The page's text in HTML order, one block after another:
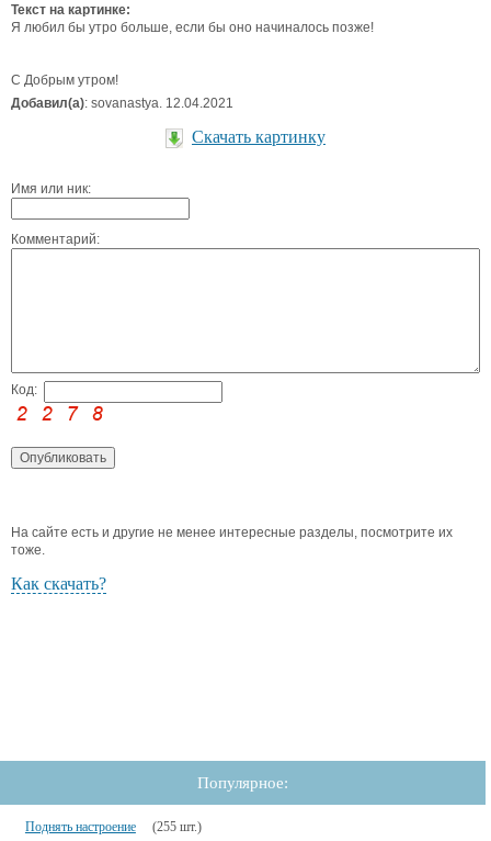
Текст на картинке:
Я любил бы утро больше, если бы оно начиналось позже!
С Добрым утром!
Добавил(а): sovanastya. 12.04.2021
Скачать картинку
Имя или ник:
Комментарий:
Код:
На сайте есть и другие не менее интересные разделы, посмотрите их
тоже.
Как скачать?
Популярное:
Поднять настроение (255 шт.)